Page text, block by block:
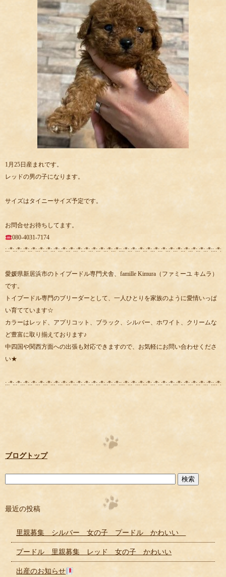
1月25日産まれです。
レッドの男の子になります。
サイズはタイニーサイズ予定です。
お問合せお待ちしてます。
080-4031-7174
:.:*:.:*:.:*:.:*:.:*:.:*:.:*:.:*:.:*:.:*:.:*:.:*:.:*:.:*:.:*::.:*:.:*:.:*:.:*:.:*:.:*:.:*:.:*:.:*:.:*:.:*:.:*::.:*:.:
愛媛県新居浜市のトイプードル専門犬舎、famille Kimura（ファミーユ キムラ）
です。
トイプードル専門のブリーダーとして、一人ひとりを家族のように愛情いっぱ
い育てています☆
カラーはレッド、アプリコット、ブラック、シルバー、ホワイト、クリームな
ど豊富に取り揃えております♪
中四国や関西方面への出張も対応できますので、お気軽にお問い合わせくださ
い★
:.:*:.:*:.:*:.:*:.:*:.:*:.:*:.:*:.:*:.:*:.:*:.:*:.:*:.:*:.:*::.:*:.:*:.:*:.:*:.:*:.:*:.:*:.:*:.:*:.:*:.:*:.:*::.:*:.:
ブログトップ
最近の投稿
里親募集 シルバー 女の子 プードル かわいい
プードル 里親募集 レッド 女の子 かわいい
出産のお知らせ